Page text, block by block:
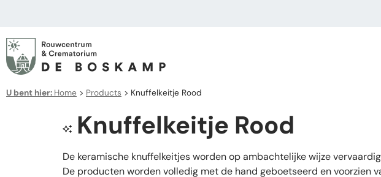
U bent hier: Home > Products > Knuffelkeitje Rood
Knuffelkeitje Rood
De keramische knuffelkeitjes worden op ambachtelijke wijze
De producten worden volledig met de hand geboetseerd en voorzien